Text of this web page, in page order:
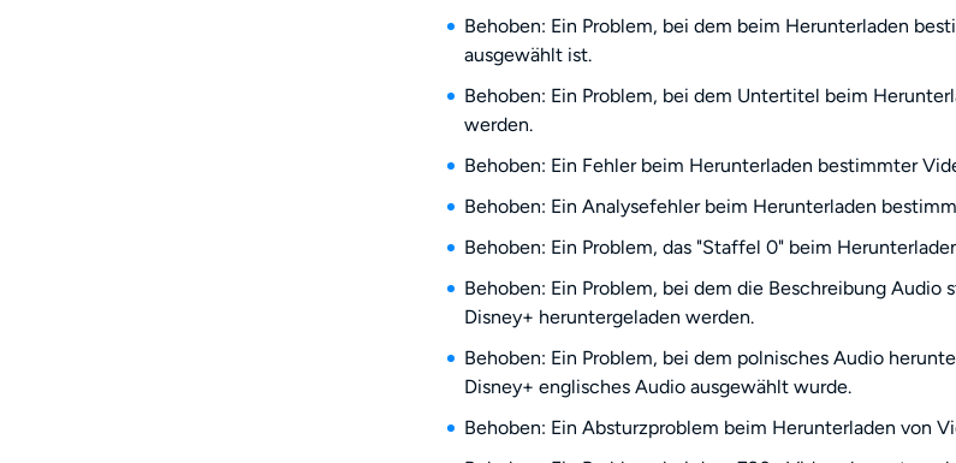
Behoben: Ein Problem, bei dem beim Herunterladen
ausgewählt ist.
Behoben: Ein Problem, bei dem Untertitel beim
werden.
Behoben: Ein Fehler beim Herunterladen bestimmter
Behoben: Ein Analysefehler beim Herunterladen
Behoben: Ein Problem, das "Staffel 0" beim
Behoben: Ein Problem, bei dem die Beschreibung
Disney+ heruntergeladen werden.
Behoben: Ein Problem, bei dem polnisches Audio
Disney+ englisches Audio ausgewählt wurde.
Behoben: Ein Absturzproblem beim Herunterladen von